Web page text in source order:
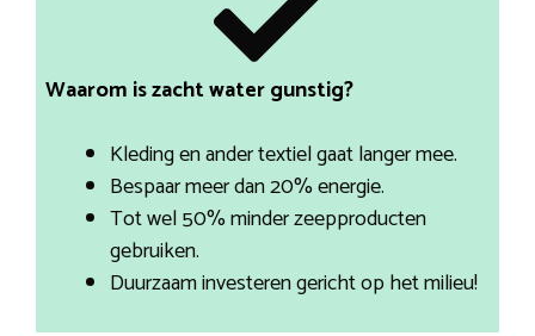
Waarom is zacht water gunstig?
Kleding en ander textiel gaat langer mee.
Bespaar meer dan 20% energie.
Tot wel 50% minder zeepproducten
gebruiken.
Duurzaam investeren gericht op het milieu!